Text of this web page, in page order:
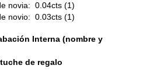
novia: 0.04cts (1)
novio: 0.03cts (1)
Interna (nombre y
de regalo